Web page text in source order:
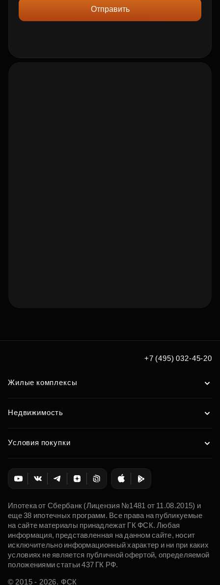
Отправить
по удобным вам параметрам
+7 (495) 032-45-20
Жилые комплексы
Недвижимость
Условия покупки
Ипотека от Сбербанк (Лицензия №1481 от 11.08.2015) и
еще 38 ипотечных программ. Все права на публикуемые
на сайте материалы принадлежат ГК ФСК. Любая
информация, представленная на данном сайте, носит
исключительно информационный характер и ни при каких
условиях не является публичной офертой, определяемой
положениями статьи 437 ГК РФ.
© 2015 - 2026. ФСК